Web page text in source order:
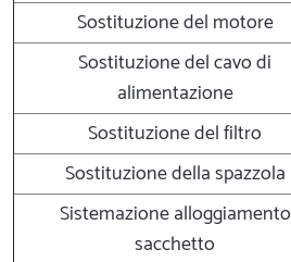
Sostituzione del motore
Sostituzione del cavo di
alimentazione
Sostituzione del filtro
Sostituzione della spazzola
Sistemazione alloggiamento
sacchetto